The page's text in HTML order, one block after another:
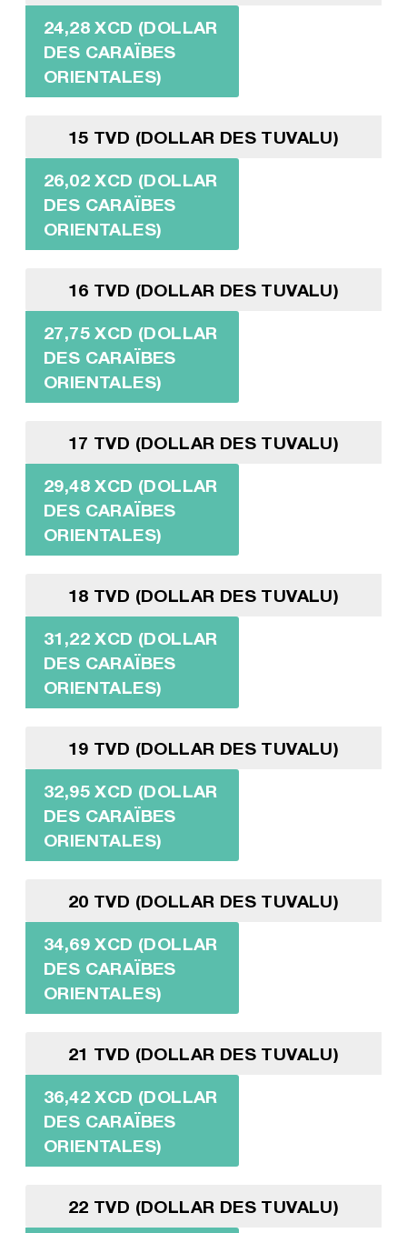
24,28 XCD (DOLLAR
DES CARAÏBES
ORIENTALES)
15 TVD (DOLLAR DES TUVALU)
26,02 XCD (DOLLAR
DES CARAÏBES
ORIENTALES)
16 TVD (DOLLAR DES TUVALU)
27,75 XCD (DOLLAR
DES CARAÏBES
ORIENTALES)
17 TVD (DOLLAR DES TUVALU)
29,48 XCD (DOLLAR
DES CARAÏBES
ORIENTALES)
18 TVD (DOLLAR DES TUVALU)
31,22 XCD (DOLLAR
DES CARAÏBES
ORIENTALES)
19 TVD (DOLLAR DES TUVALU)
32,95 XCD (DOLLAR
DES CARAÏBES
ORIENTALES)
20 TVD (DOLLAR DES TUVALU)
34,69 XCD (DOLLAR
DES CARAÏBES
ORIENTALES)
21 TVD (DOLLAR DES TUVALU)
36,42 XCD (DOLLAR
DES CARAÏBES
ORIENTALES)
22 TVD (DOLLAR DES TUVALU)